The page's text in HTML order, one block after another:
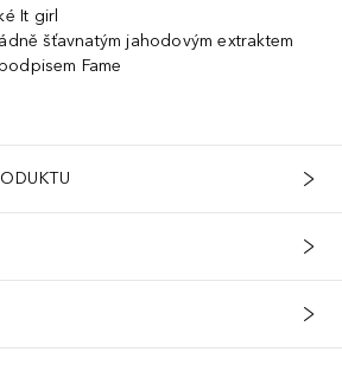
It girl
šťavnatým jahodovým extraktem
Fame